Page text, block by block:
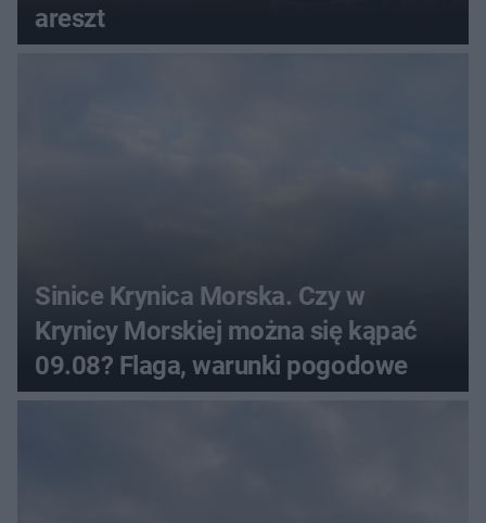
areszt
Sinice Krynica Morska. Czy w
Krynicy Morskiej można się kąpać
09.08? Flaga, warunki pogodowe